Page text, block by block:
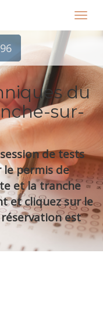
du
sur-
de tests
permis de
et la tranche
et cliquez sur le
est